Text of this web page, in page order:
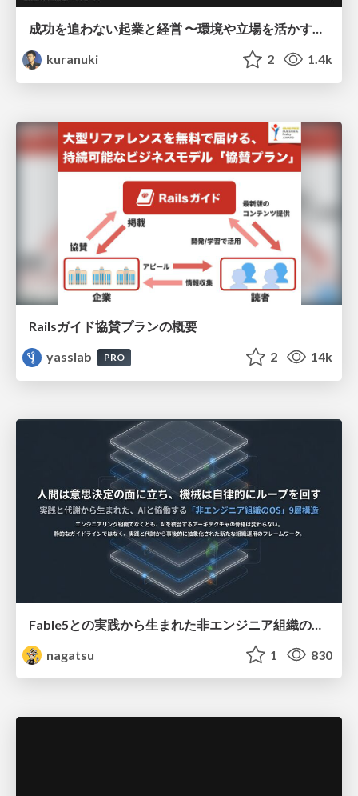
kuranuki
2 1.4k
Railsガイド協賛プランの概要
yasslab
PRO 2 14k
nagatsu
1 830